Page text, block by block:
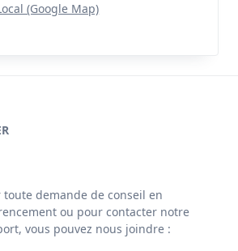
(Google Map)
toute demande de conseil en
ou pour contacter notre
vous pouvez nous joindre :